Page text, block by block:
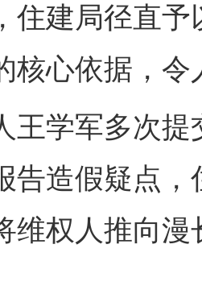
住建局径直
核心依据，令
学军多次提
告造假疑点
维权人推向